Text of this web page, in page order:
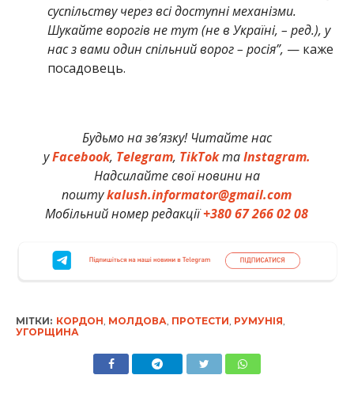
суспільству через всі доступні механізми.
Шукайте ворогів не тут (не в Україні, – ред.), у
нас з вами один спільний ворог – росія”, — каже
посадовець.
Будьмо на зв’язку! Читайте нас
уFacebook, Telegram, TikTokтаInstagram.
Надсилайте свої новини на
поштуkalush.informator@gmail.com
Мобільний номер редакції+380 67 266 02 08
МІТКИ: КОРДОН МОЛДОВА ПРОТЕСТИ РУМУНІЯ
УГОРЩИНА